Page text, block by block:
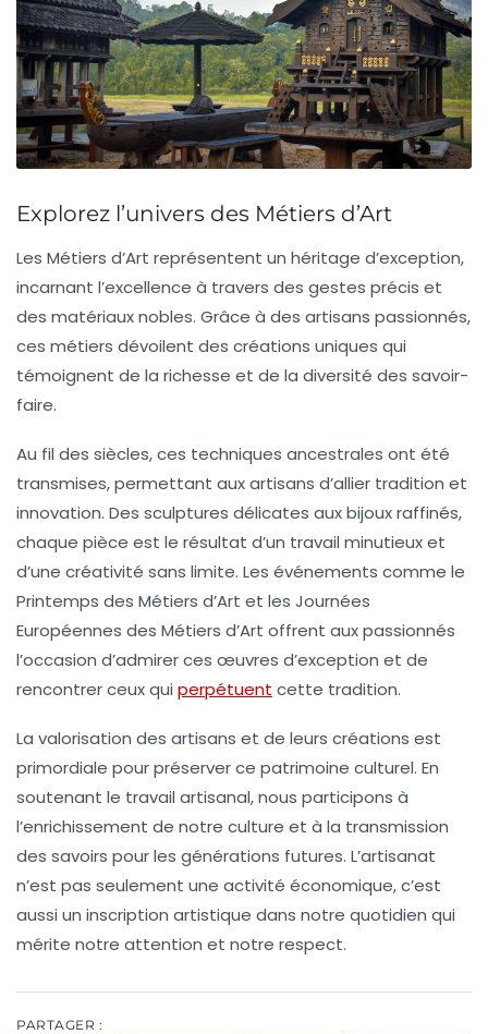
Explorez l’univers des Métiers d’Art
Les Métiers d’Art représentent un héritage d’exception,
incarnant l’excellence à travers des gestes précis et
des matériaux nobles. Grâce à des artisans passionnés,
ces métiers dévoilent des créations uniques qui
témoignent de la richesse et de la diversité des savoir-
faire.
Au fil des siècles, ces techniques ancestrales ont été
transmises, permettant aux artisans d’allier tradition et
innovation. Des sculptures délicates aux bijoux raffinés,
chaque pièce est le résultat d’un travail minutieuxet
d’une créativité sans limite. Les événements comme le
Printemps des Métiers d’Art et les Journées
Européennes des Métiers d’Art offrent aux passionnés
l’occasion d’admirer ces œuvres d’exception et de
rencontrer ceux qui perpétuent cette tradition.
La valorisation des artisans et de leurs créations est
primordiale pour préserver ce patrimoine culturel. En
soutenant le travail artisanal, nous participons à
l’enrichissement de notre culture et à la transmission
des savoirs pour les générations futures. L’artisanat
n’est pas seulement une activité économique, c’est
aussi un inscription artistique dans notre quotidien qui
mérite notre attention et notre respect.
PARTAGER :